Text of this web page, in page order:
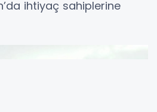
ihtiyaç sahiplerine